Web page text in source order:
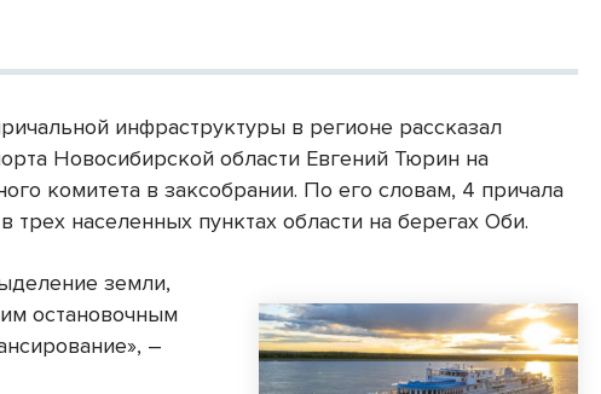
инфраструктуры в регионе рассказал
Новосибирской области Евгений Тюрин на
комитета в заксобрании. По его словам, 4 причала
трех населенных пунктах области на берегах Оби.
земли,
остановочным
–